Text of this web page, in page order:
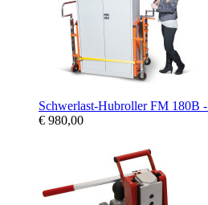
Schwerlast-Hubroller FM 180B
€ 980,00